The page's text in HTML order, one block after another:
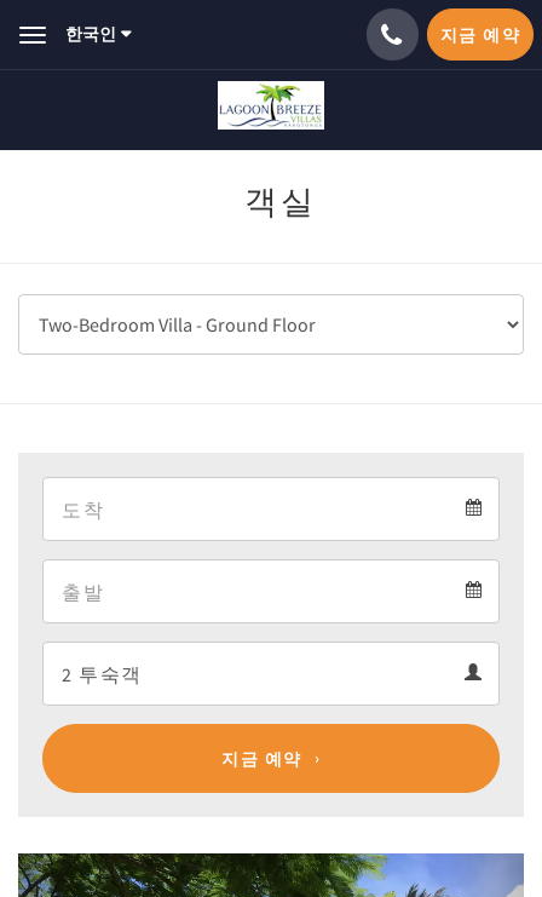
Toggle한국인 지금 예약
객실
지금 예약
Previous